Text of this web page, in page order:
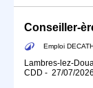
Emploi
Lambres-lez-
CDD - 27/07/2026